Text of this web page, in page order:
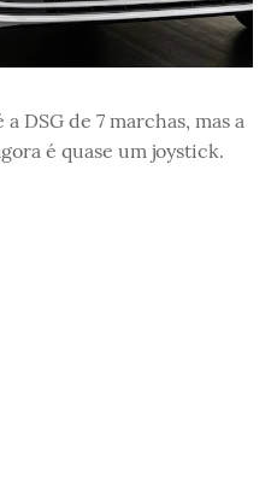
DSG de 7 marchas, mas a
é quase um joystick.